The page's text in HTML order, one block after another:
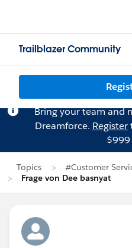
Trailblazer Community
Bring your team and
Dreamforce. Register
$999
Topics
#Customer
Frage von Dee basnyat